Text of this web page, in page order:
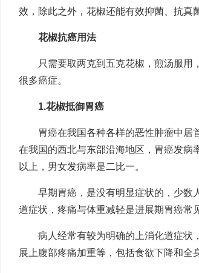
效，除此之外，花椒还能有效抑菌、抗真
花椒抗癌用法
只需要取两克到五克花椒，煎汤服用
很多癌症。
1.花椒抵御胃癌
胃癌在我国各种各样的恶性肿瘤中居首
在我国的西北与东部沿海地区，胃癌发病
以上，男女发病率是二比一。
早期胃癌，是没有明显症状的，少数
道症状，疼痛与体重减轻是进展期胃癌常
病人经常有较为明确的上消化道症状
展上腹部疼痛加重等，包括食欲下降和全